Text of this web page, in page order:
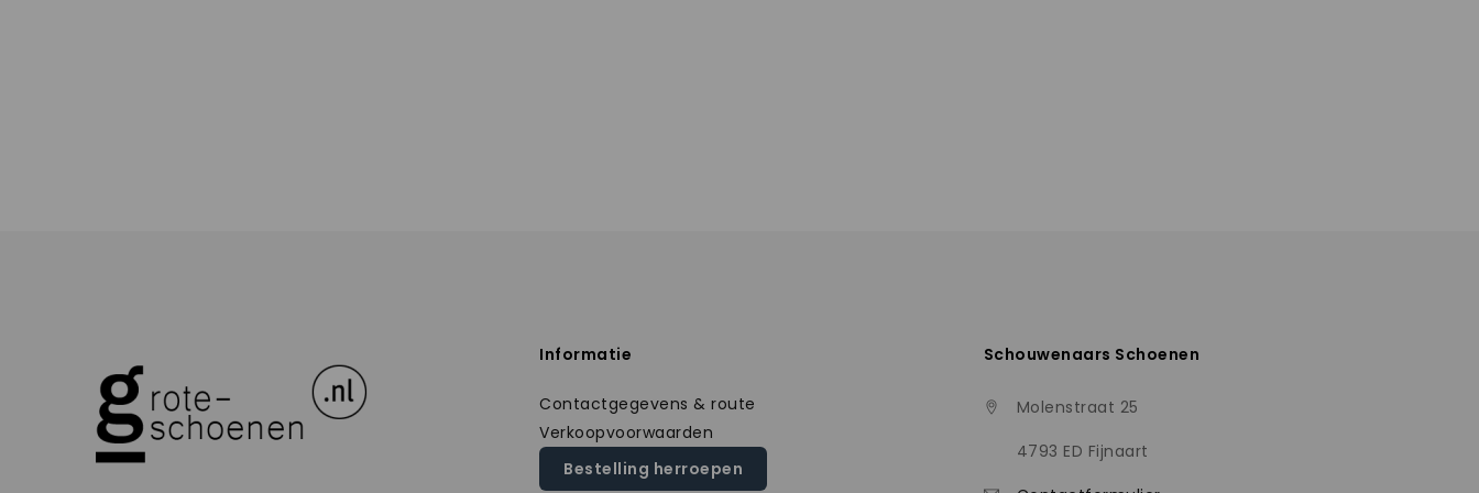
Informatie
Contactgegevens & route
Verkoopvoorwaarden
Bestelling herroepen
Schouwenaars Schoenen
Molenstraat 25
4793 ED Fijnaart